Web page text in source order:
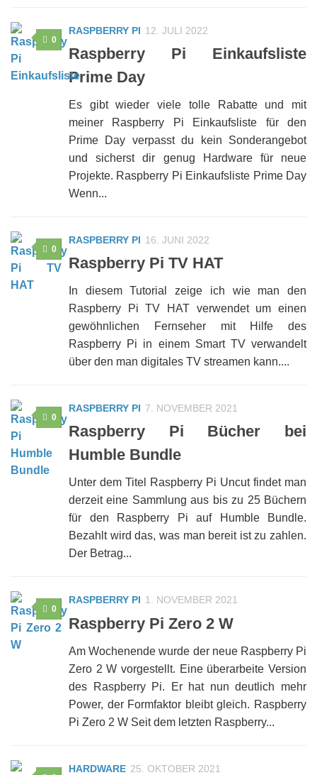
0
RASPBERRY PI 12. JULI 2022
Raspberry Pi Einkaufsliste
Prime Day
Es gibt wieder viele tolle Rabatte und mit
meiner Raspberry Pi Einkaufsliste für den
Prime Day verpasst du kein Sonderangebot
und sicherst dir genug Hardware für neue
Projekte. Raspberry Pi Einkaufsliste Prime Day
Wenn...
0
RASPBERRY PI 16. JUNI 2022
Raspberry Pi TV HAT
In diesem Tutorial zeige ich wie man den
Raspberry Pi TV HAT verwendet um einen
gewöhnlichen Fernseher mit Hilfe des
Raspberry Pi in einem Smart TV verwandelt
über den man digitales TV streamen kann....
0
RASPBERRY PI 7. NOVEMBER 2021
Raspberry Pi Bücher bei
Humble Bundle
Unter dem Titel Raspberry Pi Uncut findet man
derzeit eine Sammlung aus bis zu 25 Büchern
für den Raspberry Pi auf Humble Bundle.
Bezahlt wird das, was man bereit ist zu zahlen.
Der Betrag...
0
RASPBERRY PI 1. NOVEMBER 2021
Raspberry Pi Zero 2 W
Am Wochenende wurde der neue Raspberry Pi
Zero 2 W vorgestellt. Eine überarbeite Version
des Raspberry Pi. Er hat nun deutlich mehr
Power, der Formfaktor bleibt gleich. Raspberry
Pi Zero 2 W Seit dem letzten Raspberry...
HARDWARE 25. OKTOBER 2021